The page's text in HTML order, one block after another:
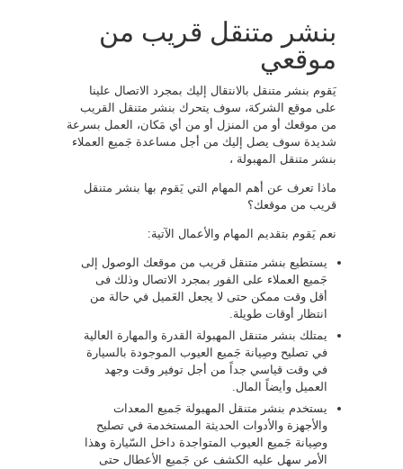
بنشر متنقل قريب من
موقعي
يَقوم بنشر متنقل بالانتقال إليك بمجرد الاتصال علينا
على موقع الشركة، سوف يتحرك بنشر متنقل القريب
من موقعك أو من المنزل أو من أي مَكان، العمل بسرعة
شديدة سوف يصل إليك من أجل مساعدة جَميع العملاء
بنشر متنقل المهبولة ،
ماذا تعرف عن أهم المهام التي يَقوم بها بنشر متنقل
قريب من موقعك؟
نعم يَقوم بتقديم المهام والأعمال الآتية:
يستطيع بنشر متنقل قريب من موقعك الوصول إلى
جَميع العملاء على الفور بمجرد الاتصال وذلك فى
أقل وقت ممكن حتى لا يجعل العَميل في حالة من
انتظار أوقات طويلة.
يمتلك بنشر متنقل المهبولة القدرة والمهارة العالية
في تصليح وصِيانة جَميع العيوب الموجودة بالسيارة
في وقت قياسي جداً من أجل توفير وقت وجهد
العميل وأيضاً المال.
يستخدم بنشر متنقل المهبولة جَميع المعدات
والأجهزة والأدوات الحديثة المستخدمة في تصليح
وصِيانة جَميع العيوب المتواجدة داخل السّيارة وهذا
الأمر سهل عليه الكشف عن جَميع الأعطال حتى